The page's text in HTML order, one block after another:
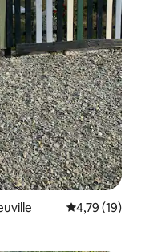
Prosječna
4,79 (19)